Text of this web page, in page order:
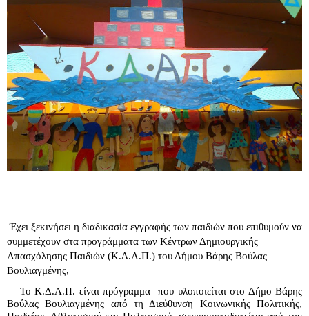
Έχει ξεκινήσει η διαδικασία εγγραφής των παιδιών που επιθυμούν να
συμμετέχουν στα προγράμματα των Κέντρων Δημιουργικής
Απασχόλησης Παιδιών (Κ.Δ.Α.Π.) του Δήμου Βάρης Βούλας
Βουλιαγμένης,
Το Κ.Δ.Α.Π. είναι πρόγραμμα  που υλοποιείται στο Δήμο Βάρης
Βούλας Βουλιαγμένης από τη Διεύθυνση Κοινωνικής Πολιτικής,